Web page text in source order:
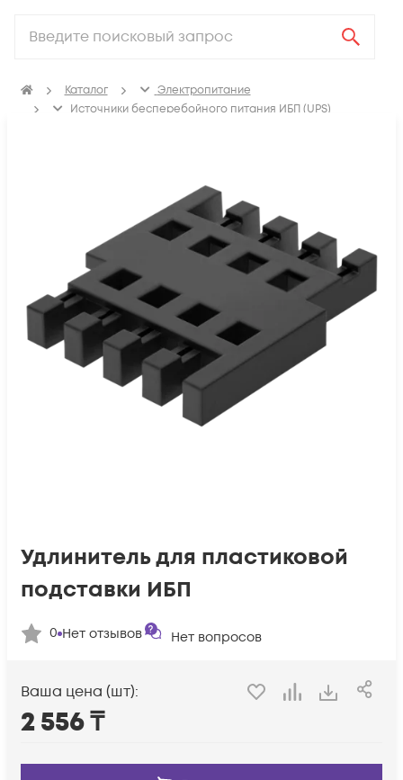
Каталог
Электропитание
Источники бесперебойного питания ИБП (UPS)
Удлинитель для пластиковой
подставки ИБП
0 Нет отзывов Нет вопросов
Ваша цена (шт):
2 556₸